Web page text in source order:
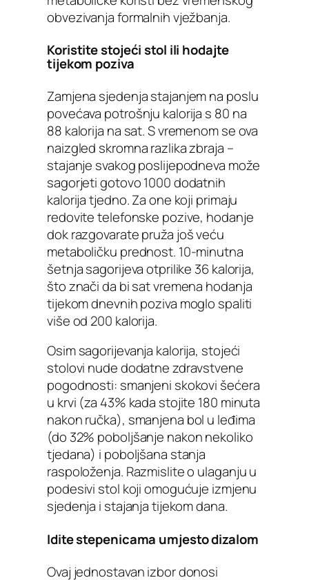
obvezivanja formalnih vježbanja.
Koristite stojeći stol ili hodajte
tijekom poziva
Zamjena sjedenja stajanjem na poslu
povećava potrošnju kalorija s 80 na
88 kalorija na sat. S vremenom se ova
naizgled skromna razlika zbraja –
stajanje svakog poslijepodneva može
sagorjeti gotovo 1000 dodatnih
kalorija tjedno. Za one koji primaju
redovite telefonske pozive, hodanje
dok razgovarate pruža još veću
metaboličku prednost. 10-minutna
šetnja sagorijeva otprilike 36 kalorija,
što znači da bi sat vremena hodanja
tijekom dnevnih poziva moglo spaliti
više od 200 kalorija.
Osim sagorijevanja kalorija, stojeći
stolovi nude dodatne zdravstvene
pogodnosti: smanjeni skokovi šećera
u krvi (za 43% kada stojite 180 minuta
nakon ručka), smanjena bol u leđima
(do 32% poboljšanje nakon nekoliko
tjedana) i poboljšana stanja
raspoloženja. Razmislite o ulaganju u
podesivi stol koji omogućuje izmjenu
sjedenja i stajanja tijekom dana.
Idite stepenicama umjesto dizalom
Ovaj jednostavan izbor donosi